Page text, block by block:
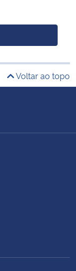
Voltar ao topo